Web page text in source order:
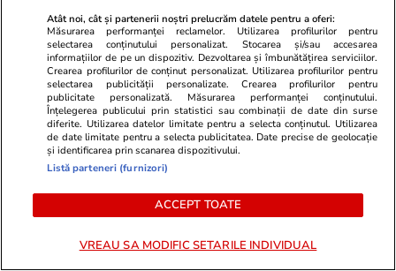
40% dintre români ar vota cu
AUR, dacă duminica viitoare ar
fi alegeri parlamentare. Cât au
obținut PSD, PNL și USR într-un
nou sondaj IRES
PARTENERI
Atât noi, cât și partenerii noștri prelucrăm datele pentru a oferi:
Măsurarea performanței reclamelor. Utilizarea profilurilor pentru
selectarea conținutului personalizat. Stocarea și/sau accesarea
informațiilor de pe un dispozitiv. Dezvoltarea și îmbunătățirea serviciilor.
Crearea profilurilor de conținut personalizat. Utilizarea profilurilor pentru
selectarea publicității personalizate. Crearea profilurilor pentru
publicitate personalizată. Măsurarea performanței conținutului.
Înțelegerea publicului prin statistici sau combinații de date din surse
diferite. Utilizarea datelor limitate pentru a selecta conținutul. Utilizarea
de date limitate pentru a selecta publicitatea. Date precise de geolocație
și identificarea prin scanarea dispozitivului.
Listă parteneri (furnizori)
ACCEPT TOATE
VREAU SA MODIFIC SETARILE INDIVIDUAL